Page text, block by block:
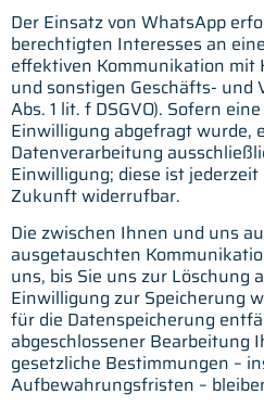
Der Einsatz von WhatsApp
berechtigten Interesses an
effektiven Kommunikation mit
und sonstigen Geschäfts-
Abs. 1 lit. f DSGVO). Sofern
Einwilligung abgefragt wurde,
Datenverarbeitung
Einwilligung; diese ist
Zukunft widerrufbar.
Die zwischen Ihnen und uns
ausgetauschten
uns, bis Sie uns zur Löschung
Einwilligung zur Speicherung
für die Datenspeicherung
abgeschlossener Bearbeitung
gesetzliche Bestimmungen –
Aufbewahrungsfristen –